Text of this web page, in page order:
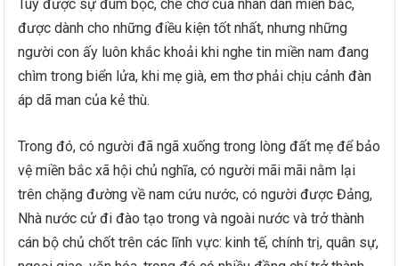
Tuy được sự đùm bọc, che chở của nhân dân miền bắc,
được dành cho những điều kiện tốt nhất, nhưng những
người con ấy luôn khắc khoải khi nghe tin miền nam đang
chìm trong biển lửa, khi mẹ già, em thơ phải chịu cảnh đàn
áp dã man của kẻ thù.
Trong đó, có người đã ngã xuống trong lòng đất mẹ để bảo
vệ miền bắc xã hội chủ nghĩa, có người mãi mãi nằm lại
trên chặng đường về nam cứu nước, có người được Đảng,
Nhà nước cử đi đào tạo trong và ngoài nước và trở thành
cán bộ chủ chốt trên các lĩnh vực: kinh tế, chính trị, quân sự,